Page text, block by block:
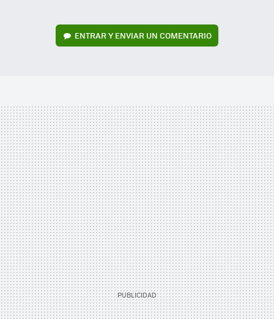
ENTRAR Y ENVIAR UN COMENTARIO